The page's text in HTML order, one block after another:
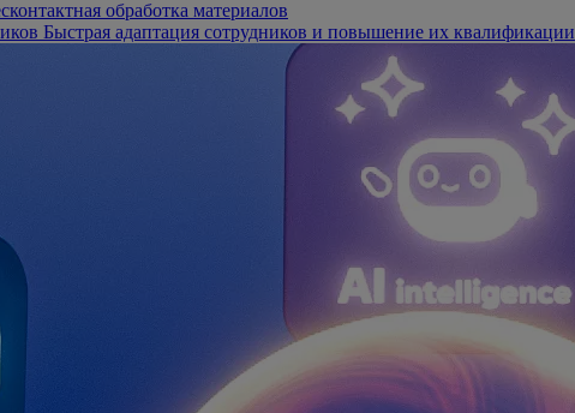
обработка материалов
Быстрая адаптация сотрудников и повышение их квалификации